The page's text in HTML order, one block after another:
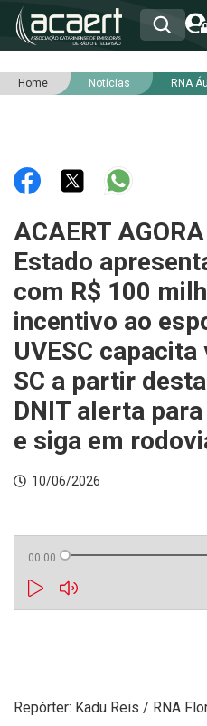
HOME
RNA
NOTÍCIAS
INTEGRIDADE
Home Notícias RNA
ACAERT
Estado
com R$ 100
incentivo ao
UVESC
SC a partir
DNIT alerta
e siga em
10/06/2026
00:00
Repórter: Kadu Reis / RNA